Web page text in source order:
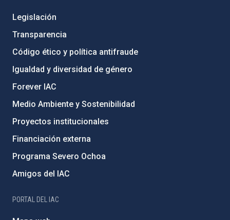
Legislación
Transparencia
Código ético y política antifraude
Igualdad y diversidad de género
Forever IAC
Medio Ambiente y Sostenibilidad
Proyectos institucionales
Financiación externa
Programa Severo Ochoa
Amigos del IAC
PORTAL DEL IAC